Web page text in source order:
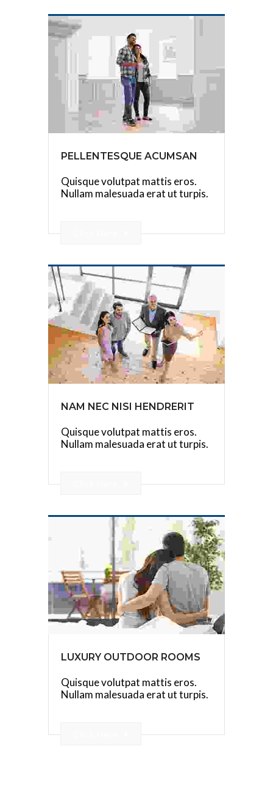
PELLENTESQUE ACUMSAN
Quisque volutpat mattis eros.
Nullam malesuada erat ut turpis.
NAM NEC NISI HENDRERIT
Quisque volutpat mattis eros.
Nullam malesuada erat ut turpis.
LUXURY OUTDOOR ROOMS
Quisque volutpat mattis eros.
Nullam malesuada erat ut turpis.